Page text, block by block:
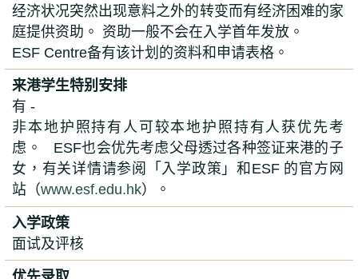
经济状况突然出现意料之外的转变而有经济困难的家
庭提供资助。 资助一般不会在入学首年发放。
ESF Centre备有该计划的资料和申请表格 。
来港学生特别安排
有 -
非本地护照持有人可较本地护照持有人获优先考
虑。 ESF也会优先考虑父母透过各种签证来港的子
女，有关详情请参阅「入学政策」和 ESF 的官方网
站（www.esf.edu.hk）。
入学政策
面试及评核